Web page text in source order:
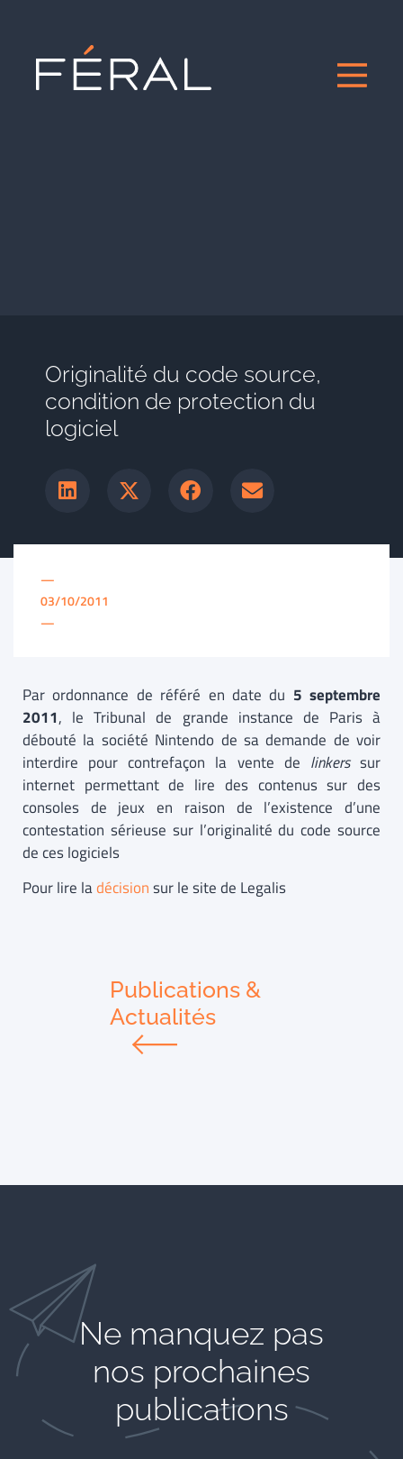
Originalité du code source,
condition de protection du
logiciel
—
03/10/2011
—
Par ordonnance de référé en date du 5 septembre
2011, le Tribunal de grande instance de Paris à
débouté la société Nintendo de sa demande de voir
interdire pour contrefaçon la vente de linkerssur
internet permettant de lire des contenus sur des
consoles de jeux en raison de l’existence d’une
contestation sérieuse sur l’originalité du code source
de ces logiciels
Pour lire ladécisionsur le site de Legalis
Publications &
Actualités
Ne manquez pas
nos prochaines
publications